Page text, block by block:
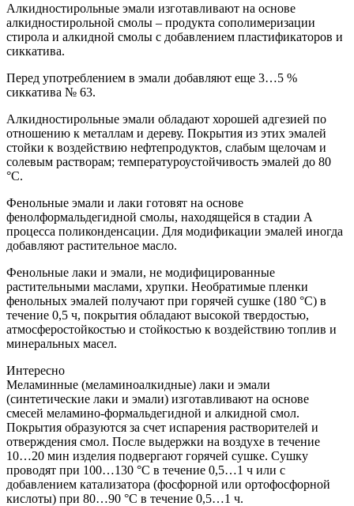
Алкидностирольные эмали изготавливают на основе
алкидностирольной смолы – продукта сополимеризации
стирола и алкидной смолы с добавлением пластификаторов и
сиккатива.
Перед употреблением в эмали добавляют еще 3…5 %
сиккатива № 63.
Алкидностирольные эмали обладают хорошей адгезией по
отношению к металлам и дереву. Покрытия из этих эмалей
стойки к воздействию нефтепродуктов, слабым щелочам и
солевым растворам; температуроустойчивость эмалей до 80
°С.
Фенольные эмали и лаки готовят на основе
фенолформальдегидной смолы, находящейся в стадии А
процесса поликонденсации. Для модификации эмалей иногда
добавляют растительное масло.
Фенольные лаки и эмали, не модифицированные
растительными маслами, хрупки. Необратимые пленки
фенольных эмалей получают при горячей сушке (180 °С) в
течение 0,5 ч, покрытия обладают высокой твердостью,
атмосферостойкостью и стойкостью к воздействию топлив и
минеральных масел.
Интересно
Меламинные (меламиноалкидные) лаки и эмали
(синтетические лаки и эмали) изготавливают на основе
смесей меламино-формальдегидной и алкидной смол.
Покрытия образуются за счет испарения растворителей и
отверждения смол. После выдержки на воздухе в течение
10…20 мин изделия подвергают горячей сушке. Сушку
проводят при 100…130 °С в течение 0,5…1 ч или с
добавлением катализатора (фосфорной или ортофосфорной
кислоты) при 80…90 °С в течение 0,5…1 ч.